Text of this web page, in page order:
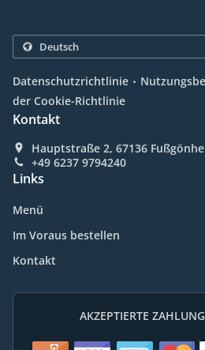
Datenschutzrichtlinie .
der Cookie-Richtlinie
Kontakt
Hauptstraße 2, 67136
+49 6237 9794240
Links
Menü
Im Voraus bestellen
Kontakt
AKZEPTIERTE